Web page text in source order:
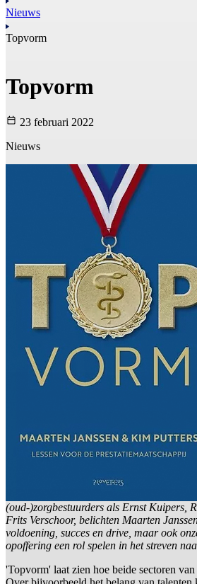
Nieuws
Topvorm
Topvorm
23 februari 2022
Nieuws
(oud-)zorgbestuurders als Ernst Kuipers,
Frits Verschoor, belichten Maarten
voldoening, succes en drive, maar ook
opoffering een rol spelen in het streven
'Topvorm' laat zien hoe beide sectoren